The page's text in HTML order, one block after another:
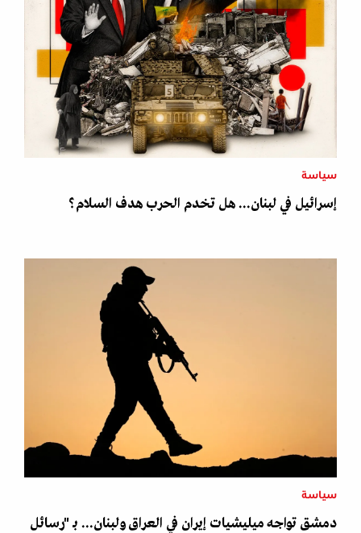
سياسة
إسرائيل في لبنان... هل تخدم الحرب هدف السلام؟
سياسة
دمشق تواجه ميليشيات إيران في العراق ولبنان... بـ "رسائل